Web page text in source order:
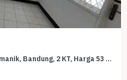
Kontrakan Murah di Arcamanik, Bandung, 2 KT, Harga 53 Juta /tahun